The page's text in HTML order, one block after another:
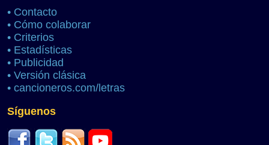
• Contacto
• Cómo colaborar
• Criterios
• Estadísticas
• Publicidad
• Versión clásica
• cancioneros.com/letras
Síguenos